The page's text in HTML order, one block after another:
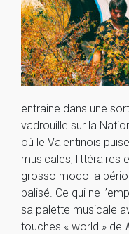
entraine dans une
vadrouille sur la
où le Valentinois
musicales, littéraires
grosso modo la
balisé. Ce qui ne
sa palette musicale
touches « world » de